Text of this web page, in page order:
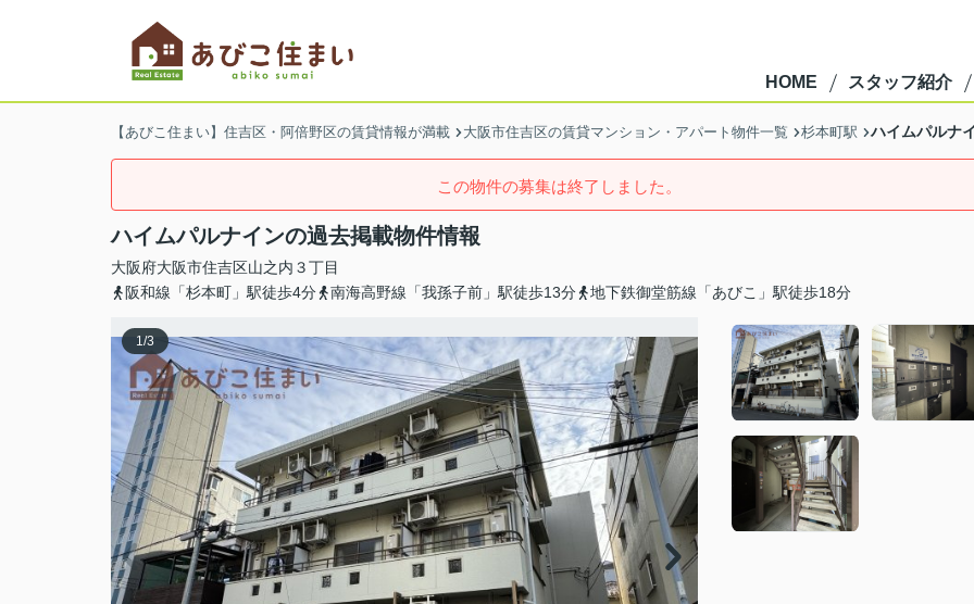
HOME スタッフ紹介
【あびこ住まい】住吉区・阿倍野区の賃貸情報が満載 大阪市住吉区の賃貸マンション・アパート物件一覧 杉本町駅 ハイムパルナ
この物件の募集は終了しました。
ハイムパルナインの過去掲載物件情報
大阪府大阪市住吉区山之内 ３丁目
阪和線「杉本町」駅徒歩4分
南海高野線「我孫子前」駅徒歩13分 地下鉄御堂筋線「あびこ」駅徒歩18分
1/3